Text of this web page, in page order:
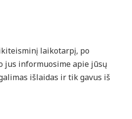
laikotarpį, po
jus informuosime apie jūsų
išlaidas ir tik gavus iš